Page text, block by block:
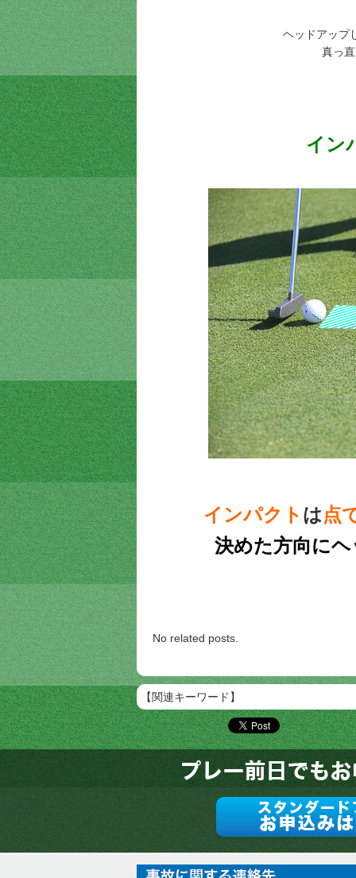
ヘッドアップ
真っ
イン
インパクト は点
決めた方向に
No related posts.
【関連キーワード】